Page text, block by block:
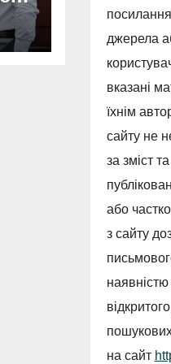
джерела
вказані
їхнім
сайту не
за зміст
або
з сайту
на сайт